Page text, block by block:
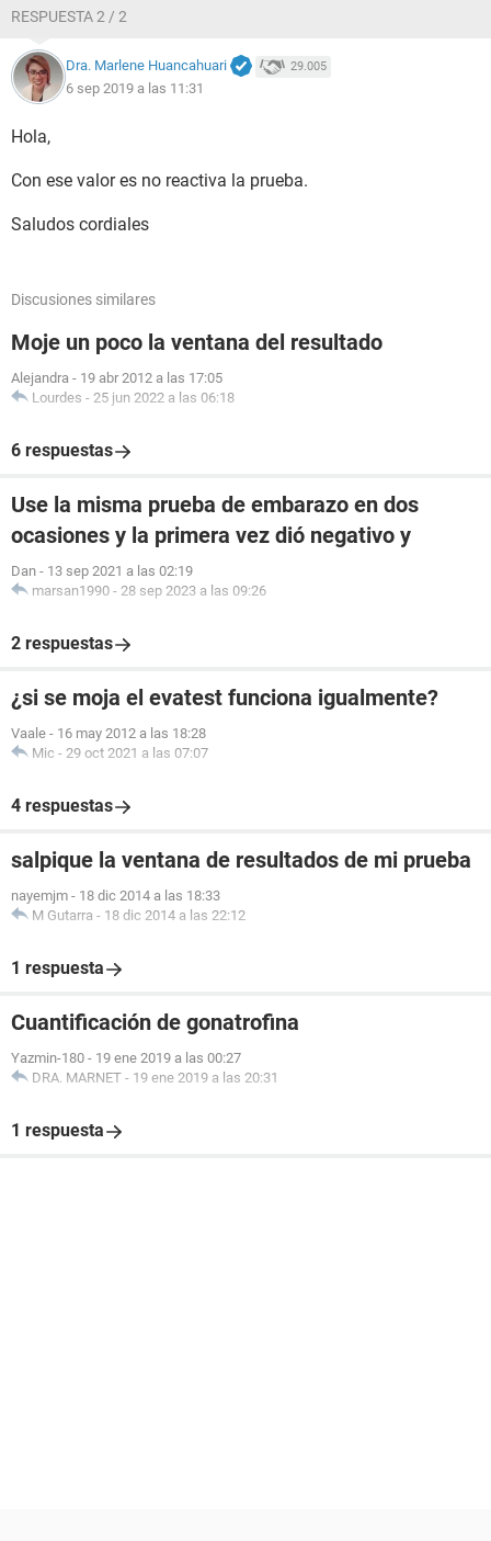
RESPUESTA 2 / 2
Dra. Marlene Huancahuari 29.005
6 sep 2019 a las 11:31
Hola,
Con ese valor es no reactiva la prueba.
Saludos cordiales
Discusiones similares
Moje un poco la ventana del resultado
Alejandra - 19 abr 2012 a las 17:05
Lourdes - 25 jun 2022 a las 06:18
6 respuestas
Use la misma prueba de embarazo en dos
ocasiones y la primera vez dió negativo y
Dan - 13 sep 2021 a las 02:19
marsan1990 - 28 sep 2023 a las 09:26
2 respuestas
¿si se moja el evatest funciona igualmente?
Vaale - 16 may 2012 a las 18:28
Mic - 29 oct 2021 a las 07:07
4 respuestas
salpique la ventana de resultados de mi prueba
nayemjm - 18 dic 2014 a las 18:33
M Gutarra - 18 dic 2014 a las 22:12
1 respuesta
Cuantificación de gonatrofina
Yazmin-180 - 19 ene 2019 a las 00:27
DRA. MARNET - 19 ene 2019 a las 20:31
1 respuesta